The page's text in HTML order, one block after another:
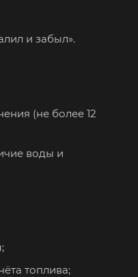
и забыл».
(не более 12
воды и
топлива;